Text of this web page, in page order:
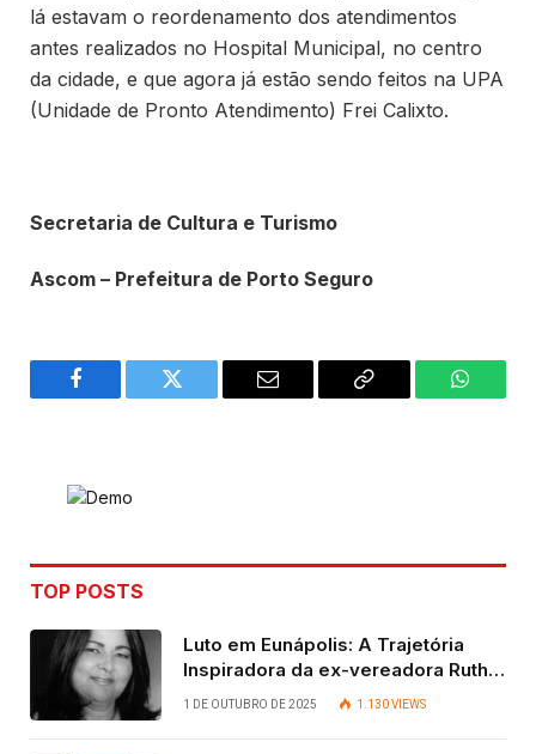
lá estavam o reordenamento dos atendimentos
antes realizados no Hospital Municipal, no centro
da cidade, e que agora já estão sendo feitos na UPA
(Unidade de Pronto Atendimento) Frei Calixto.
Secretaria de Cultura e Turismo
Ascom – Prefeitura de Porto Seguro
Facebook Twitter Email
Copy
TOP POSTS
Luto em Eunápolis: A Trajetória
Inspiradora da ex-vereadora Ruth
Contadora
1 DE OUTUBRO DE 2025 1.130VIEWS